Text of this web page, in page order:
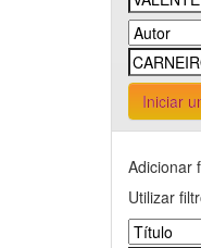
Iniciar
Adicionar
Utilizar